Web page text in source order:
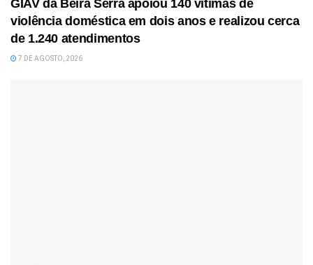
GIAV da Beira Serra apoiou 140 vítimas de
violência doméstica em dois anos e realizou cerca
de 1.240 atendimentos
7 DE AGOSTO, 2026